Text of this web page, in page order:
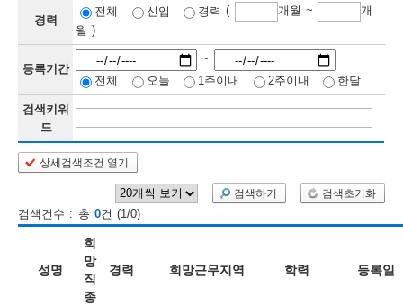
정
보
미
경력
전체 신입 경력 ( 개월 ~
개
월 )
등록기간
~
전체
오늘 1주이내 2주이내 한달
검색키워
드
상세검색조건 열기
검색하기 검색초기화
검색건수 : 총 0건 (1/0)
성명
희
망
직
종
경력 희망근무지역 학력 등록일
보
인
검